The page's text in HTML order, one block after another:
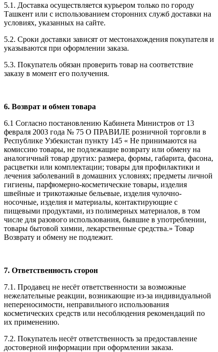
5.1. Доставка осуществляется курьером только по городу
Ташкент или с использованием сторонних служб доставки на
условиях, указанных на сайте.
5.2. Сроки доставки зависят от местонахождения покупателя и
указываются при оформлении заказа.
5.3. Покупатель обязан проверить товар на соответствие
заказу в момент его получения.
6. Возврат и обмен товара
6.1 Согласно постановлению Кабинета Министров от 13
февраля 2003 года № 75 О ПРАВИЛЕ розничной торговли в
Республике Узбекистан пункту 145 « Не принимаются на
комиссию товары, не подлежащие возврату или обмену на
аналогичный товар других: размера, формы, габарита, фасона,
расцветки или комплектации; товары для профилактики и
лечения заболеваний в домашних условиях; предметы личной
гигиены, парфюмерно-косметические товары, изделия
швейные и трикотажные бельевые, изделия чулочно-
носочные, изделия и материалы, контактирующие с
пищевыми продуктами, из полимерных материалов, в том
числе для разового использования, бывшие в употреблении,
товары бытовой химии, лекарственные средства.» Товар
Возврату и обмену не подлежит.
7. Ответственность сторон
7.1. Продавец не несёт ответственности за возможные
нежелательные реакции, возникающие из-за индивидуальной
непереносимости, неправильного использования
косметических средств или несоблюдения рекомендаций по
их применению.
7.2. Покупатель несёт ответственность за предоставление
достоверной информации при оформлении заказа.